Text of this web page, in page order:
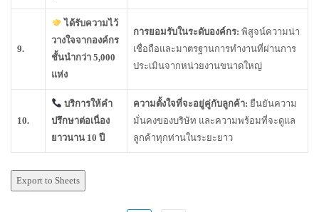
9.
ได้รับความไว้
วางใจจากองค์กร
ชั้นนำกว่า 5,000
แห่ง
การยอมรับในระดับองค์กร: พิสูจน์ความน่า
เชื่อถือและมาตรฐานการทำงานที่ผ่านการ
ประเมินจากหน่วยงานขนาดใหญ่
10.
บริการให้คำ
ปรึกษาต่อเนื่อง
ยาวนาน 10 ปี
ความตั้งใจที่จะอยู่คู่กับลูกค้า: ยืนยันความ
มั่นคงของบริษัท และความพร้อมที่จะดูแล
ลูกค้าทุกท่านในระยะยาว
Export to Sheets